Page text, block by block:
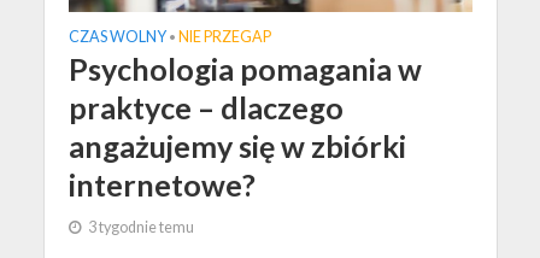
CZAS WOLNY • NIE PRZEGAP
Psychologia pomagania w
praktyce – dlaczego
angażujemy się w zbiórki
internetowe?
3 tygodnie temu